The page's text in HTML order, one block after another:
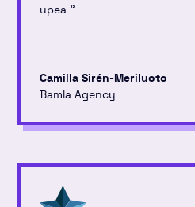
upea."
Camilla Sirén-Meriluoto
Bamla Agency